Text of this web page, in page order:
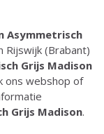
Asymmetrisch
Rijswijk (Brabant)
Grijs Madison
ons webshop of
Grijs Madison.